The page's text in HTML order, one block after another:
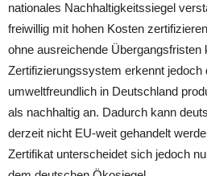
nationales Nachhaltigkeitssiegel
freiwillig mit hohen Kosten
ohne ausreichende
Zertifizierungssystem erkennt jedoch
umweltfreundlich in Deutschland
als nachhaltig an. Dadurch kann
derzeit nicht EU-weit gehandelt
Zertifikat unterscheidet sich jedoch